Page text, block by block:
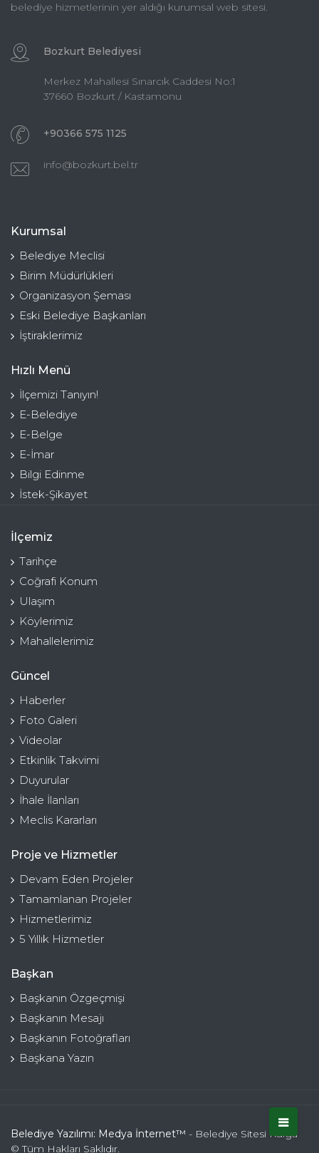
belediye hizmetlerinin yer aldığı kurumsal web sitesi.
Bozkurt Belediyesi
Merkez Mahallesi Sınarcık Caddesi No:1
37660 Bozkurt / Kastamonu
+90366 575 1125
info@bozkurt.bel.tr
Kurumsal
Belediye Meclisi
Birim Müdürlükleri
Organizasyon Şeması
Eski Belediye Başkanları
İştiraklerimiz
Hızlı Menü
İlçemizi Tanıyın!
E-Belediye
E-Belge
E-İmar
Bilgi Edinme
İstek-Şikayet
İlçemiz
Tarihçe
Coğrafi Konum
Ulaşım
Köylerimiz
Mahallelerimiz
Güncel
Haberler
Foto Galeri
Videolar
Etkinlik Takvimi
Duyurular
İhale İlanları
Meclis Kararları
Proje ve Hizmetler
Devam Eden Projeler
Tamamlanan Projeler
Hizmetlerimiz
5 Yıllık Hizmetler
Başkan
Başkanın Özgeçmişi
Başkanın Mesajı
Başkanın Fotoğrafları
Başkana Yazın
Belediye Yazılımı: Medya İnternet™ - Belediye Sitesi Kulga
© Tüm Hakları Saklıdır.